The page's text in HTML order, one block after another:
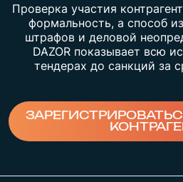
Проверка участия
формальность, а способ
штрафов и деловой
DAZOR показывает всю
тендерах до санкций за